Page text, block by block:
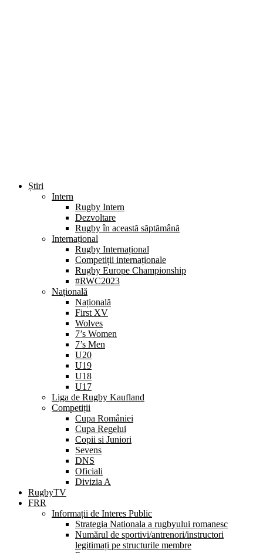
Știri
Intern
Rugby Intern
Dezvoltare
Rugby în această săptămână
Internațional
Rugby Internațional
Competiții internaționale
Rugby Europe Championship
#RWC2023
Națională
Națională
First XV
Wolves
7’s Women
7’s Men
U20
U19
U18
U17
Liga de Rugby Kaufland
Competiții
Cupa României
Cupa Regelui
Copii si Juniori
Sevens
DNS
Oficiali
Divizia A
RugbyTV
FRR
Informații de Interes Public
Strategia Nationala a rugbyului romanesc
Numărul de sportivi/antrenori/instructori
legitimați pe structurile membre